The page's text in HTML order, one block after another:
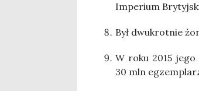
Impe­rium
Był dwu­krot­nie
W roku 2015 jego
30 mln